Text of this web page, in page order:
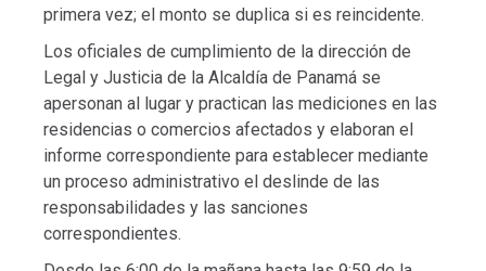
primera vez; el monto se duplica si es reincidente.
Los oficiales de cumplimiento de la dirección de
Legal y Justicia de la Alcaldía de Panamá se
apersonan al lugar y practican las mediciones en las
residencias o comercios afectados y elaboran el
informe correspondiente para establecer mediante
un proceso administrativo el deslinde de las
responsabilidades y las sanciones
correspondientes.